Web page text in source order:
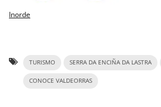
Inorde
TURISMO SERRA DA ENCIÑA DA LASTRA
CONOCE VALDEORRAS